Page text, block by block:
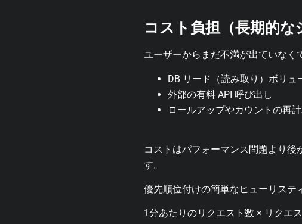
コスト負担（長期的な
ユーザーからまだ不満が出ていなく
DB リード（読み取り）ボリュ
外部の有料 API 呼び出し
ロールアップやカウントの再
コストはパフォーマンス問題より
す。
優先順位付けの簡単なヒューリステ
1分あたりのリクエスト数 × リクエ